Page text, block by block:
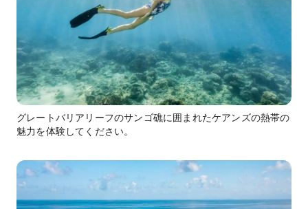
グレートバリアリーフのサンゴ礁に囲まれたケアンズの熱帯の
魅力を体験してください。